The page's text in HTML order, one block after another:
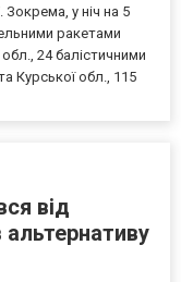
у ніч на 5
ракетами
24 балістичними
Курської обл., 115
від